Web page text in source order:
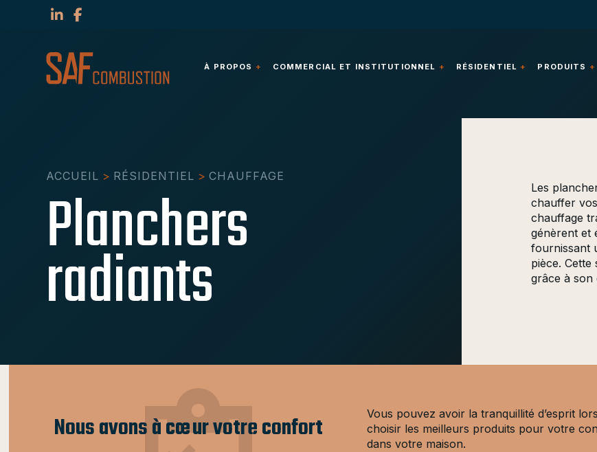
À PROPOS COMMERCIAL ET INSTITUTIONNEL RÉSIDENTIEL PRODUITS
ACCUEIL > RÉSIDENTIEL >CHAUFFAGE
Planchers
radiants
Les
chauffer
chauffage
génèrent et
fournissant
pièce.
grâce à son
Nous avons à cœur votre confort
Vous pouvez avoir la tranquillité d’esprit
choisir les meilleurs produits pour votre
dans votre maison.